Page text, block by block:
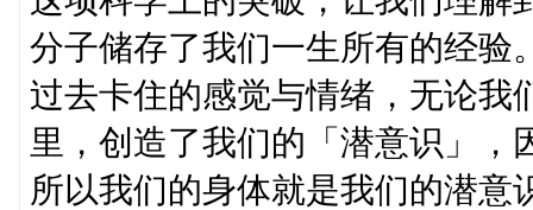
分子储存了我们一生所有的经验
过去卡住的感觉与情绪，无论我
里，创造了我们的「潜意识」，
所以我们的身体就是我们的潜意